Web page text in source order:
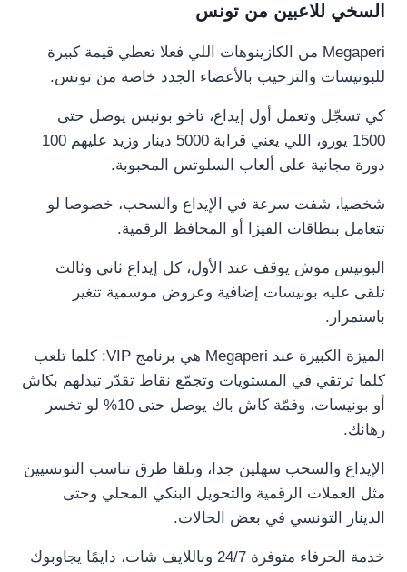
السخي للاعبين من تونس
Megaperi من الكازينوهات اللي فعلا تعطي قيمة كبيرة
للبونيسات والترحيب بالأعضاء الجدد خاصة من تونس.
كي تسجّل وتعمل أول إيداع، تاخو بونيس يوصل حتى
1500 يورو، اللي يعني قرابة 5000 دينار وزيد عليهم 100
دورة مجانية على ألعاب السلوتس المحبوبة.
شخصيا، شفت سرعة في الإيداع والسحب، خصوصا لو
تتعامل ببطاقات الفيزا أو المحافظ الرقمية.
البونيس موش يوقف عند الأول، كل إيداع ثاني وثالث
تلقى عليه بونيسات إضافية وعروض موسمية تتغير
باستمرار.
الميزة الكبيرة عند Megaperi هي برنامج VIP: كلما تلعب
كلما ترتقي في المستويات وتجمّع نقاط تقدّر تبدلهم بكاش
أو بونيسات، وفمّة كاش باك يوصل حتى 10% لو تخسر
رهانك.
الإيداع والسحب سهلين جدا، وتلقا طرق تناسب التونسيين
مثل العملات الرقمية والتحويل البنكي المحلي وحتى
الدينار التونسي في بعض الحالات.
خدمة الحرفاء متوفرة 24/7 وباللايف شات، دايمًا يجاوبوك